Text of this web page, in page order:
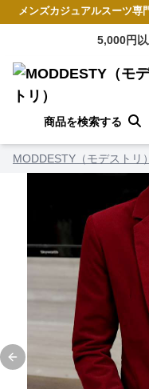
メンズカジュアルスーツ専
5,000円
商品を検索する
MODDESTY（モデストリ
Previous slide